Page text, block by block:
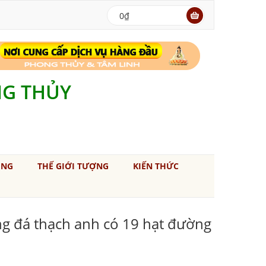
0₫
THỦY
THẾ GIỚI TƯỢNG
KIẾN THỨC
đá thạch anh có 19 hạt đường